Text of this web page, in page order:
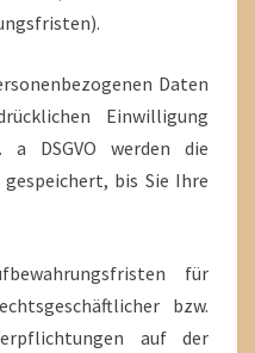
Daten
Einwilligung
DSGVO werden die
bis Sie Ihre
für
bzw.
auf der